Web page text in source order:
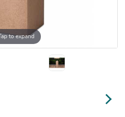
Tap to expand